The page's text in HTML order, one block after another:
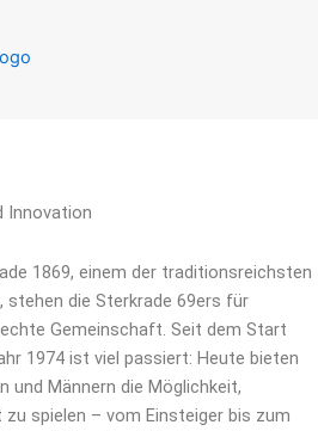
Innovation
1869, einem der traditionsreichsten
stehen die Sterkrade 69ers für
Gemeinschaft. Seit dem Start
1974 ist viel passiert: Heute bieten
und Männern die Möglichkeit,
spielen – vom Einsteiger bis zum